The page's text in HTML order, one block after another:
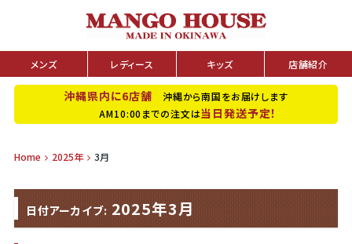
メンズ レディース キッズ 店舗紹介
沖縄県内に6店舗 沖縄から南国をお届けします
AM10:00までの注文は当日発送予定！
Home 2025年 3月
日付アーカイブ: 2025年3月